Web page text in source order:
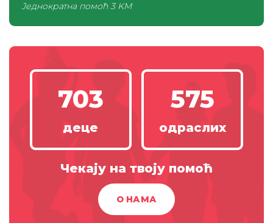
Једнократна помоћ3 KM
703
деце
575
одраслих
Чекају на твоју помоћ
О НАМА